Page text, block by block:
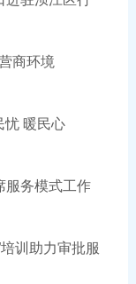
商环境
忧 暖民心
服务模式工作
训助力审批服